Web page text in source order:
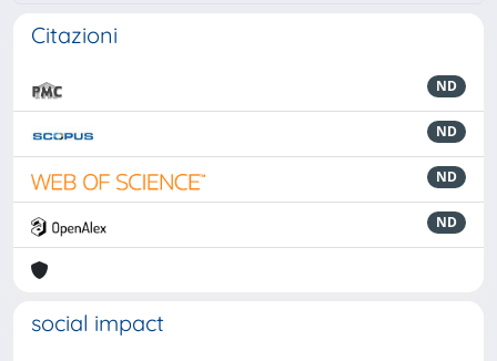
Citazioni
ND
ND
ND
ND
social impact